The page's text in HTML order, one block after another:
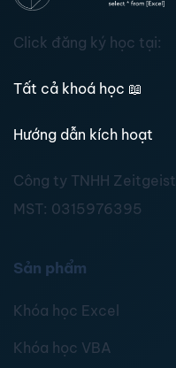
Click đăng ký học tại:
Tất cả khoá học 📖
Hướng dẫn kích hoạt
Công ty TNHH Zeitgeist
MST: 0315976395
Sản phẩm
Khóa học Excel
Khóa học VBA